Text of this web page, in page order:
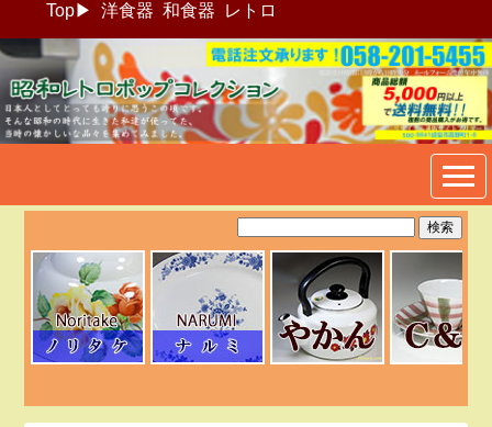
Top▶ 洋食器 和食器 レトロ
昭和レトロポップ食器生活雑
貨通販＠フリマート